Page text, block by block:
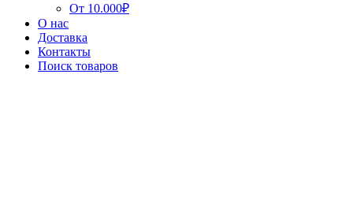
От 10.000₽
О нас
Доставка
Контакты
Поиск товаров